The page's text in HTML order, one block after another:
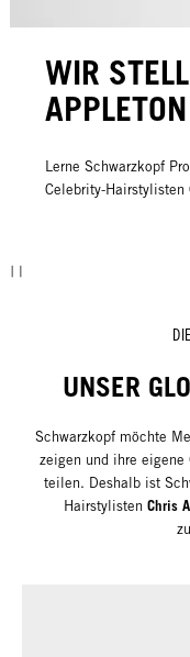
WIR
APPLETON
Lerne Schwarzkopf
Celebrity-Hairstylisten
UNSER
Schwarzkopf möchte
zeigen und ihre eigene
teilen. Deshalb ist
Hairstylisten Chris